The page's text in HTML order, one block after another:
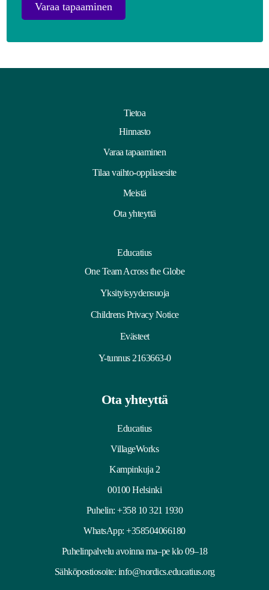
Varaa tapaaminen
Tietoa
Hinnasto
Varaa tapaaminen
Tilaa vaihto-oppilasesite
Meistä
Ota yhteyttä
Educatius
One Team Across the Globe
Yksityisyydensuoja
Childrens Privacy Notice
Evästeet
Y-tunnus 2163663-0
Ota yhteyttä
Educatius
VillageWorks
Kampinkuja 2
00100 Helsinki
Puhelin:+358 10 321 1930
WhatsApp: +358504066180
Puhelinpalvelu avoinna ma–pe klo 09–18
Sähköpostiosoite: info@nordics.educatius.org